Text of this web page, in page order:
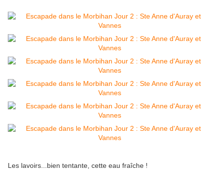
Les lavoirs...bien tentante, cette eau fraîche !